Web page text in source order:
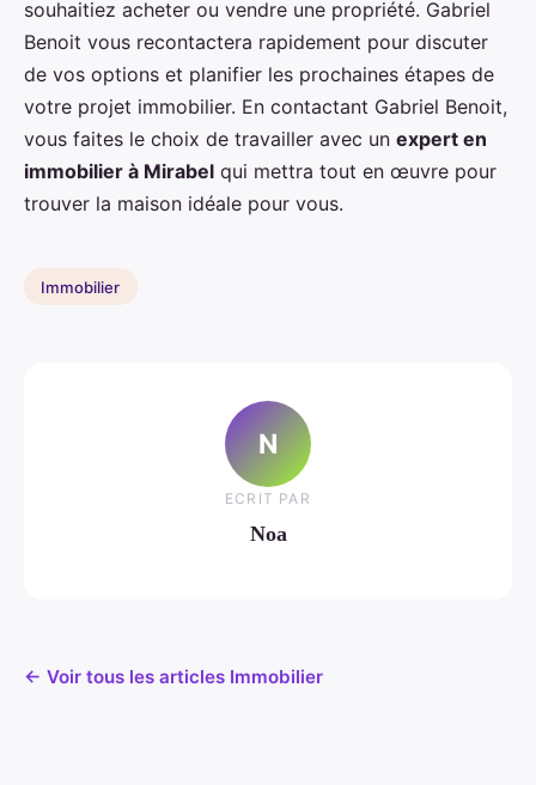
souhaitiez acheter ou vendre une propriété. Gabriel
Benoit vous recontactera rapidement pour discuter
de vos options et planifier les prochaines étapes de
votre projet immobilier. En contactant Gabriel Benoit,
vous faites le choix de travailler avec un expert en
immobilier à Mirabel qui mettra tout en œuvre pour
trouver la maison idéale pour vous.
Immobilier
N
ECRIT PAR
Noa
← Voir tous les articles Immobilier